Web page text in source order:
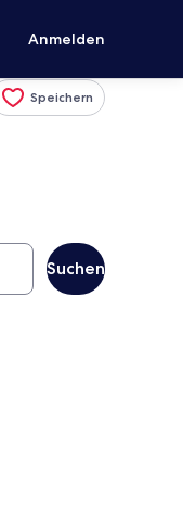
Anmelden
Speichern
Suchen